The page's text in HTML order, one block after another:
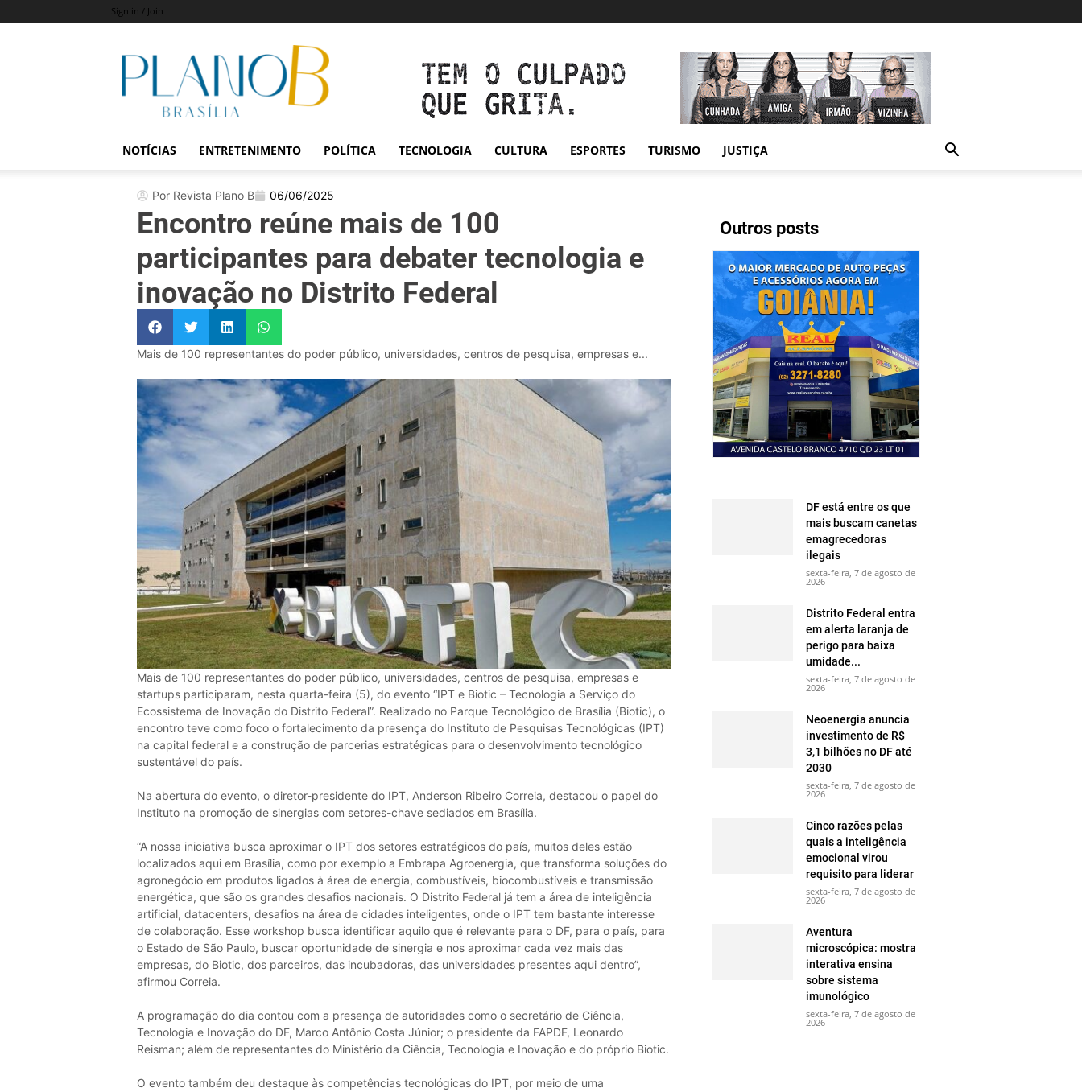
Sign in / Join
Revista
Plano
NOTÍCIAS ENTRETENIMENTO POLÍTICA TECNOLOGIA CULTURA ESPORTES TURISMO JUSTIÇA
Outros posts
DF está entre os que
mais buscam canetas
emagrecedoras
ilegais
sexta-feira, 7 de agosto de
2026
Distrito Federal entra
em alerta laranja de
perigo para baixa
umidade...
sexta-feira, 7 de agosto de
2026
Neoenergia anuncia
investimento de R$
3,1 bilhões no DF até
2030
sexta-feira, 7 de agosto de
2026
Cinco razões pelas
quais a inteligência
emocional virou
requisito para liderar
sexta-feira, 7 de agosto de
2026
Aventura
microscópica: mostra
interativa ensina
sobre sistema
imunológico
sexta-feira, 7 de agosto de
2026
Por Revista Plano B 06/06/2025
Encontro reúne mais de 100
participantes para debater tecnologia e
inovação no Distrito Federal
Mais de 100 representantes do poder público, universidades, centros de pesquisa, empresas e...
Mais de 100 representantes do poder público, universidades, centros de pesquisa, empresas e
startups participaram, nesta quarta-feira (5), do evento “IPT e Biotic – Tecnologia a Serviço do
Ecossistema de Inovação do Distrito Federal”. Realizado no Parque Tecnológico de Brasília (Biotic), o
encontro teve como foco o fortalecimento da presença do Instituto de Pesquisas Tecnológicas (IPT)
na capital federal e a construção de parcerias estratégicas para o desenvolvimento tecnológico
sustentável do país.
Na abertura do evento, o diretor-presidente do IPT, Anderson Ribeiro Correia, destacou o papel do
Instituto na promoção de sinergias com setores-chave sediados em Brasília.
“A nossa iniciativa busca aproximar o IPT dos setores estratégicos do país, muitos deles estão
localizados aqui em Brasília, como por exemplo a Embrapa Agroenergia, que transforma soluções do
agronegócio em produtos ligados à área de energia, combustíveis, biocombustíveis e transmissão
energética, que são os grandes desafios nacionais. O Distrito Federal já tem a área de inteligência
artificial, datacenters, desafios na área de cidades inteligentes, onde o IPT tem bastante interesse
de colaboração. Esse workshop busca identificar aquilo que é relevante para o DF, para o país, para
o Estado de São Paulo, buscar oportunidade de sinergia e nos aproximar cada vez mais das
empresas, do Biotic, dos parceiros, das incubadoras, das universidades presentes aqui dentro”,
afirmou Correia.
A programação do dia contou com a presença de autoridades como o secretário de Ciência,
Tecnologia e Inovação do DF, Marco Antônio Costa Júnior; o presidente da FAPDF, Leonardo
Reisman; além de representantes do Ministério da Ciência, Tecnologia e Inovação e do próprio Biotic.
O evento também deu destaque às competências tecnológicas do IPT, por meio de uma